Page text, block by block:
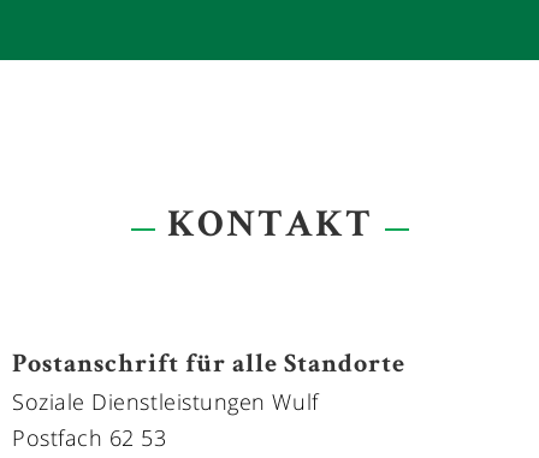
KONTAKT
Postanschrift für alle Standorte
Soziale Dienstleistungen Wulf
Postfach 62 53